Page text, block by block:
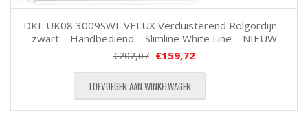
DKL UK08 3009SWL VELUX Verduisterend Rolgordijn –
zwart – Handbediend – Slimline White Line – NIEUW
€202,07 €159,72
TOEVOEGEN AAN WINKELWAGEN